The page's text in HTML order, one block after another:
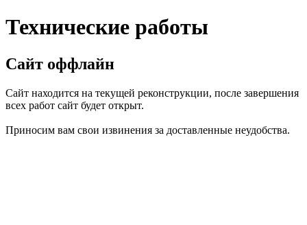
Технические работы
Сайт оффлайн
Сайт находится на текущей реконструкции, после завершения
всех работ сайт будет открыт.
Приносим вам свои извинения за доставленные неудобства.